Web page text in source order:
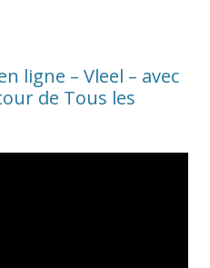
ligne – Vleel – avec
de Tous les